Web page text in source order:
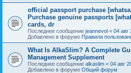
official passport purchase
Purchase genuine passports
cards, dr
Последнее сообщение jeannevol « 04 авг
Добавлено в форуме Правила
What Is AlkaSlim? A Complete
Management Supplement
Последнее сообщение alkaslim « 04 авг
Добавлено в форуме Общий форум